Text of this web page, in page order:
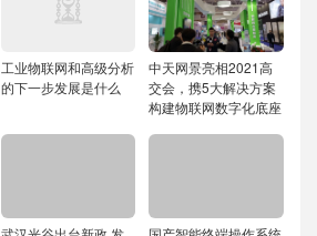
工业物联网和高级分析
的下一步发展是什么
中天网景亮相2021高
交会，携5大解决方案
构建物联网数字化底座